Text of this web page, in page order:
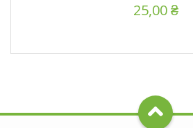
25,00₴